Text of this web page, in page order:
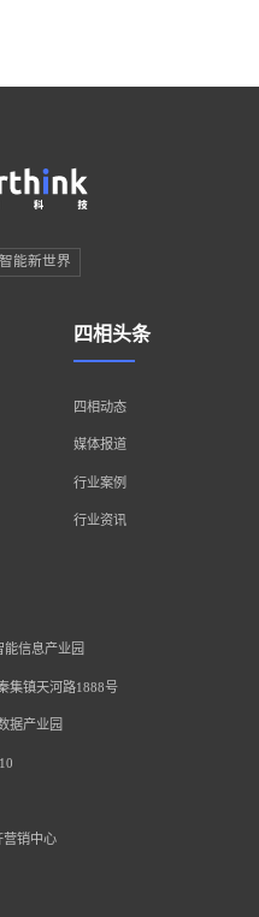
能新世界
四相头条
四相动态
媒体报道
行业案例
行业资讯
信息产业园
集镇天河路1888号
据产业园
营销中心